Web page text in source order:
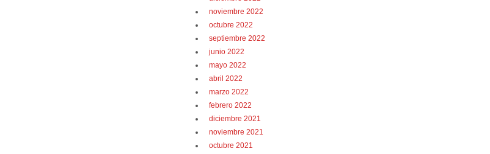
noviembre 2022
octubre 2022
septiembre 2022
junio 2022
mayo 2022
abril 2022
marzo 2022
febrero 2022
diciembre 2021
noviembre 2021
octubre 2021